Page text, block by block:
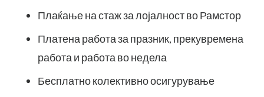
Плаќање на стаж за лојалност во Рамстор
Платена работа за празник, прекувремена
работа и работа во недела
Бесплатно колективно осигурување